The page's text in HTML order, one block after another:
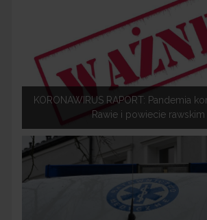
KORONAWIRUS RAPORT: Pandemia
Rawie i powiecie rawskim